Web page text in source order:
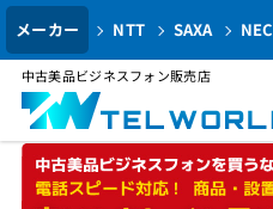
メーカー NTT SAXA NEC
中古美品ビジネスフォン販売店